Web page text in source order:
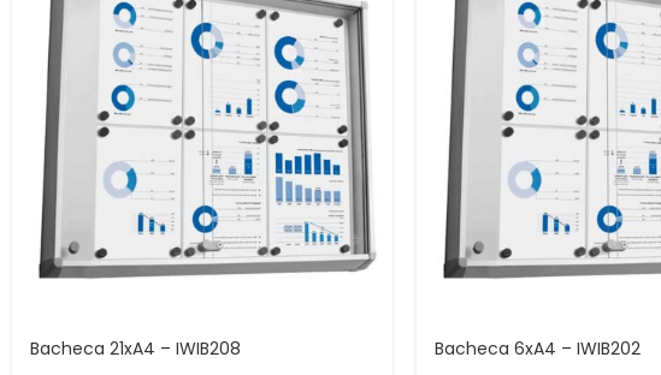
Bacheca 21xA4 – IWIB208 Bacheca 6xA4 – IWIB202